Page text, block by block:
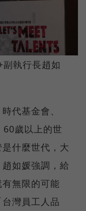
副執行長趙如
代基金會、
歲以上的世
什麼世代，大
如媛強調，給
無限的可能
灣員工人品